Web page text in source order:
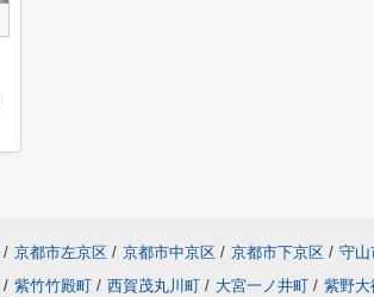
/ 京都市左京区 / 京都市中京区 / 京都市下京区 / 守山
/ 紫竹竹殿町 / 西賀茂丸川町 / 大宮一ノ井町 / 紫野大